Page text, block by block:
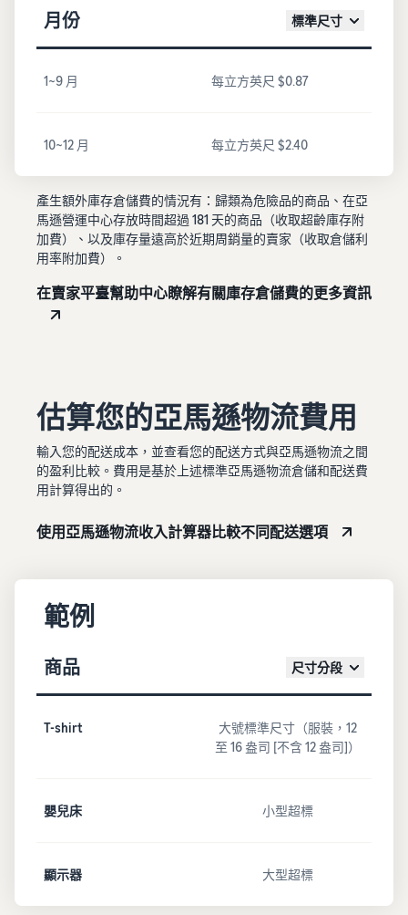
月份 標準尺寸
1~9 月 每立方英尺 $0.87
10~12 月 每立方英尺 $2.40
產生額外庫存倉儲費的情況有：歸類為危險品的商品、在亞
馬遜營運中心存放時間超過 181 天的商品（收取超齡庫存附
加費）、以及庫存量遠高於近期周銷量的賣家（收取倉儲利
用率附加費）。
在賣家平臺幫助中心瞭解有關庫存倉儲費的更多資訊
估算您的亞馬遜物流費用
輸入您的配送成本，並查看您的配送方式與亞馬遜物流之間
的盈利比較。費用是基於上述標準亞馬遜物流倉儲和配送費
用計算得出的。
使用亞馬遜物流收入計算器比較不同配送選項
範例
商品 尺寸分段
T-shirt
大號標準尺寸（服裝，12
至 16 盎司 [不含 12 盎司]）
嬰兒床 小型超標
顯示器 大型超標